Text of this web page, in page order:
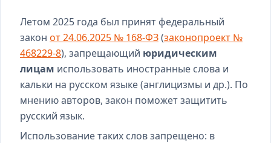
Летом 2025 года был принят федеральный
закон от 24.06.2025 № 168-ФЗ(законопроект №
468229-8), запрещающий юридическим
лицам использовать иностранные слова и
кальки на русском языке (англицизмы и др.). По
мнению авторов, закон поможет защитить
русский язык.
Использование таких слов запрещено: в